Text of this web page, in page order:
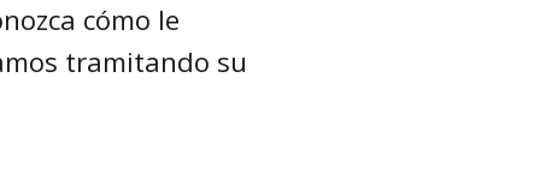
cómo le
tramitando su